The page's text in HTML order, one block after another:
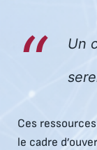
Un
Ces
le cadre